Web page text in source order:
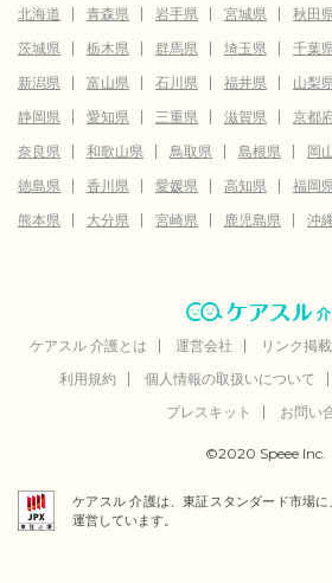
北海道 青森県 岩手県 宮城県 秋田
茨城県
栃木県 群馬県 埼玉県 千葉
新潟県
富山県 石川県 福井県 山梨
静岡県
愛知県 三重県 滋賀県 京都
奈良県
和歌山県 鳥取県 島根県 岡
徳島県
香川県 愛媛県 高知県 福岡
熊本県
大分県 宮崎県 鹿児島県 沖
ケアスル 介護とは 運営会社 リンク掲
利用規約
個人情報の取扱いについて
プレスキット
お問い
©2020 Speee Inc.
ケアスル 介護は、東証スタンダード市場
運営しています。